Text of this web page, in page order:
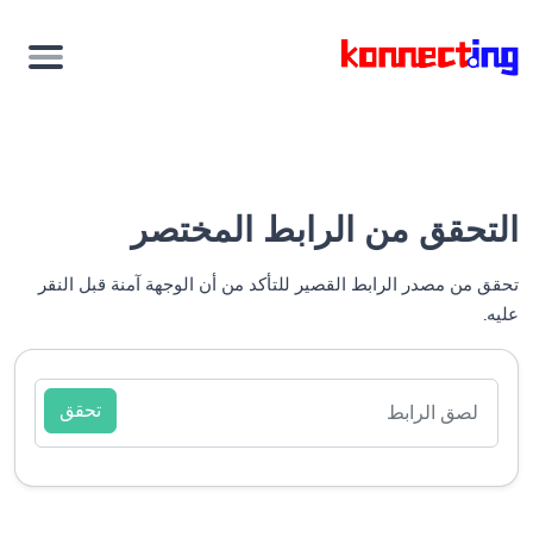
التحقق من الرابط المختصر
تحقق من مصدر الرابط القصير للتأكد من أن الوجهة آمنة قبل النقر
عليه.
تحقق